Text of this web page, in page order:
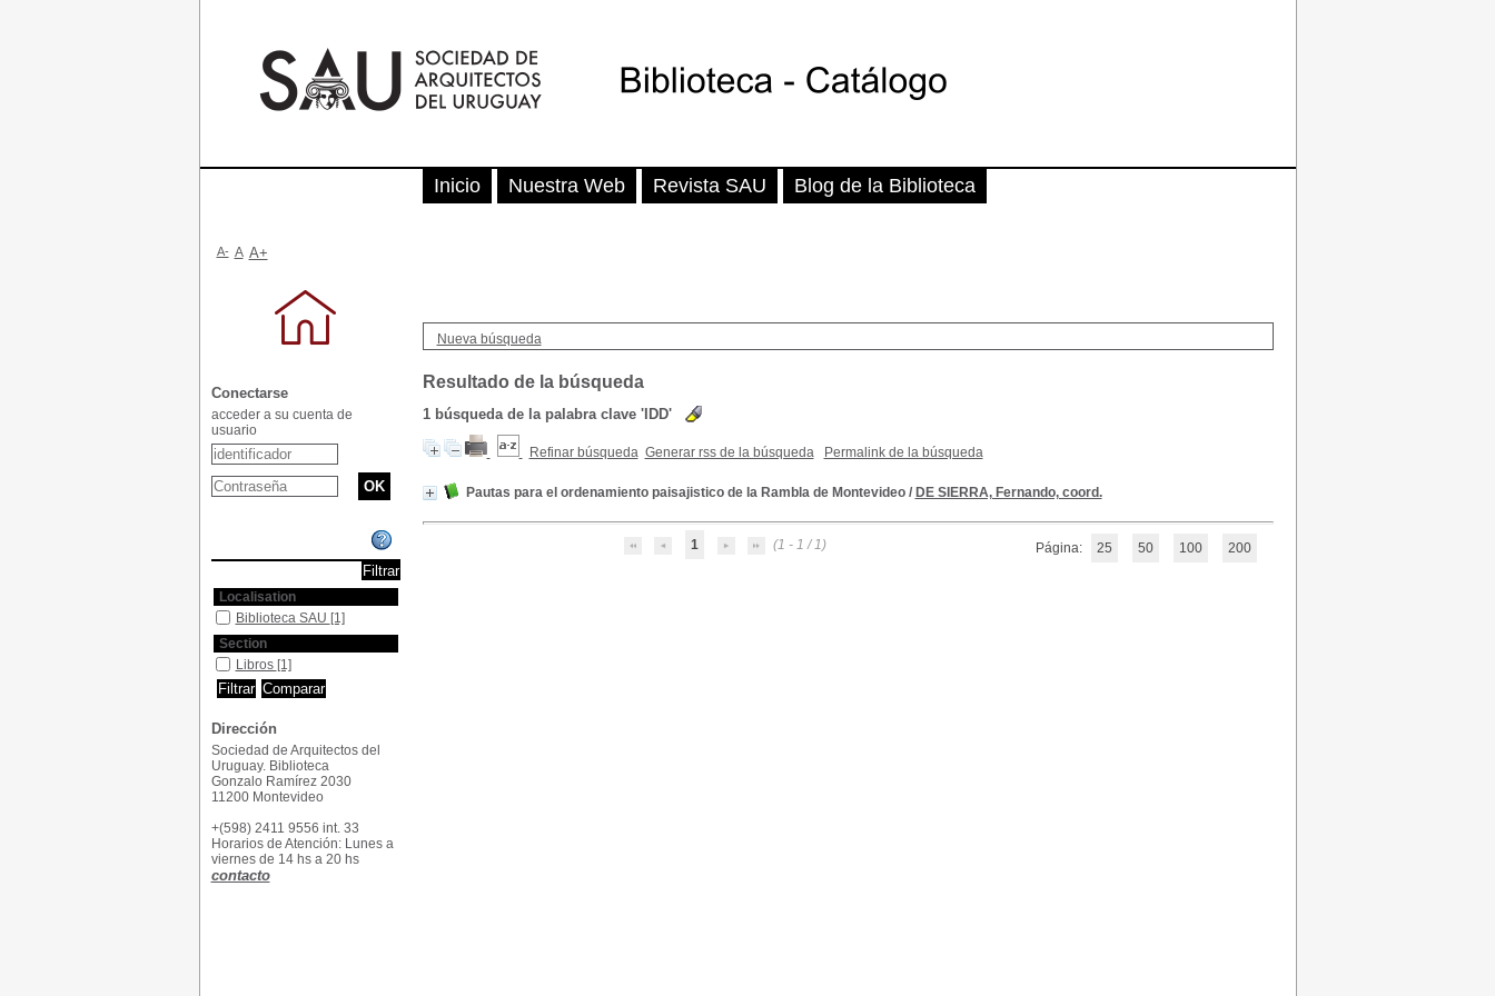
Nueva búsqueda
Resultado de la búsqueda
1búsqueda de la palabra clave 'IDD'
Refinar búsqueda Generar rss de la búsqueda Permalink de la búsqueda
Pautas para el ordenamiento paisajistico de la Rambla de Montevideo/ DE SIERRA, Fernando, coord.
1 (1 - 1 / 1) Página: 25 50 100 200
Inicio Nuestra Web Revista SAU Blog de la Biblioteca
A- A A+
Conectarse
acceder a su cuenta de
usuario
Localisation
Biblioteca SAU [1]
Section
Libros [1]
Dirección
Sociedad de Arquitectos del
Uruguay. Biblioteca
Gonzalo Ramírez 2030
11200 Montevideo
+(598) 2411 9556 int. 33
Horarios de Atención: Lunes a
viernes de 14 hs a 20 hs
contacto